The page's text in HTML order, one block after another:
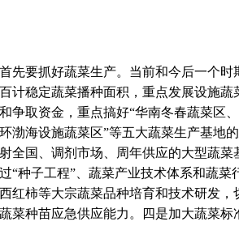
先要抓好蔬菜生产。当前和今后一个
计稳定蔬菜播种面积，重点发展设施
争取资金，重点搞好“华南冬春蔬菜区
渤海设施蔬菜区”等五大蔬菜生产基地
全国、调剂市场、周年供应的大型蔬
“种子工程”、蔬菜产业技术体系和蔬
红柿等大宗蔬菜品种培育和技术研发
菜种苗应急供应能力。四是加大蔬菜